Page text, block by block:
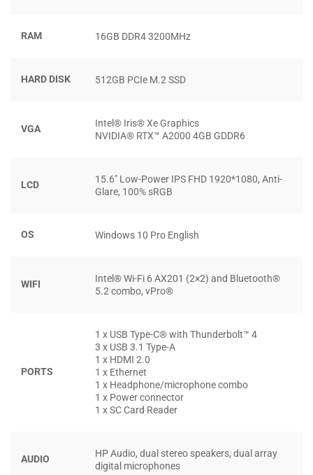
HIỆU SUẤT VƯỢT TRỘI CẢ VỚI CÁC CÔNG
RAM 16GB DDR4 3200MHz
HARD DISK 512GB PCIe M.2 SSD
VGA
Intel® Iris® Xe Graphics
NVIDIA® RTX™ A2000 4GB GDDR6
LCD
15.6″ Low-Power IPS FHD 1920*1080, Anti-
Glare, 100% sRGB
OS Windows 10 Pro English
WIFI
Intel® Wi-Fi 6 AX201 (2×2) and Bluetooth®
5.2 combo, vPro®
PORTS
1 x USB Type-C® with Thunderbolt™ 4
3 x USB 3.1 Type-A
1 x HDMI 2.0
1 x Ethernet
1 x Headphone/microphone combo
1 x Power connector
1 x SC Card Reader
AUDIO
HP Audio, dual stereo speakers, dual array
digital microphones